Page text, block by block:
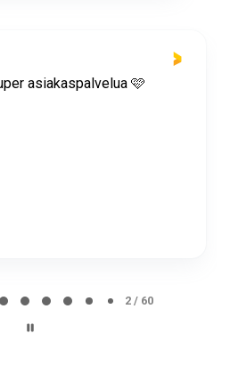
asiakaspalvelua 🩷
2 / 60